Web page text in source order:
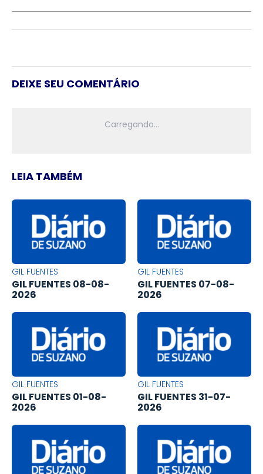
DEIXE SEU COMENTÁRIO
LEIA TAMBÉM
GIL FUENTES
GIL FUENTES 08-08-
2026
GIL FUENTES
GIL FUENTES 07-08-
2026
GIL FUENTES
GIL FUENTES 01-08-
2026
GIL FUENTES
GIL FUENTES 31-07-
2026